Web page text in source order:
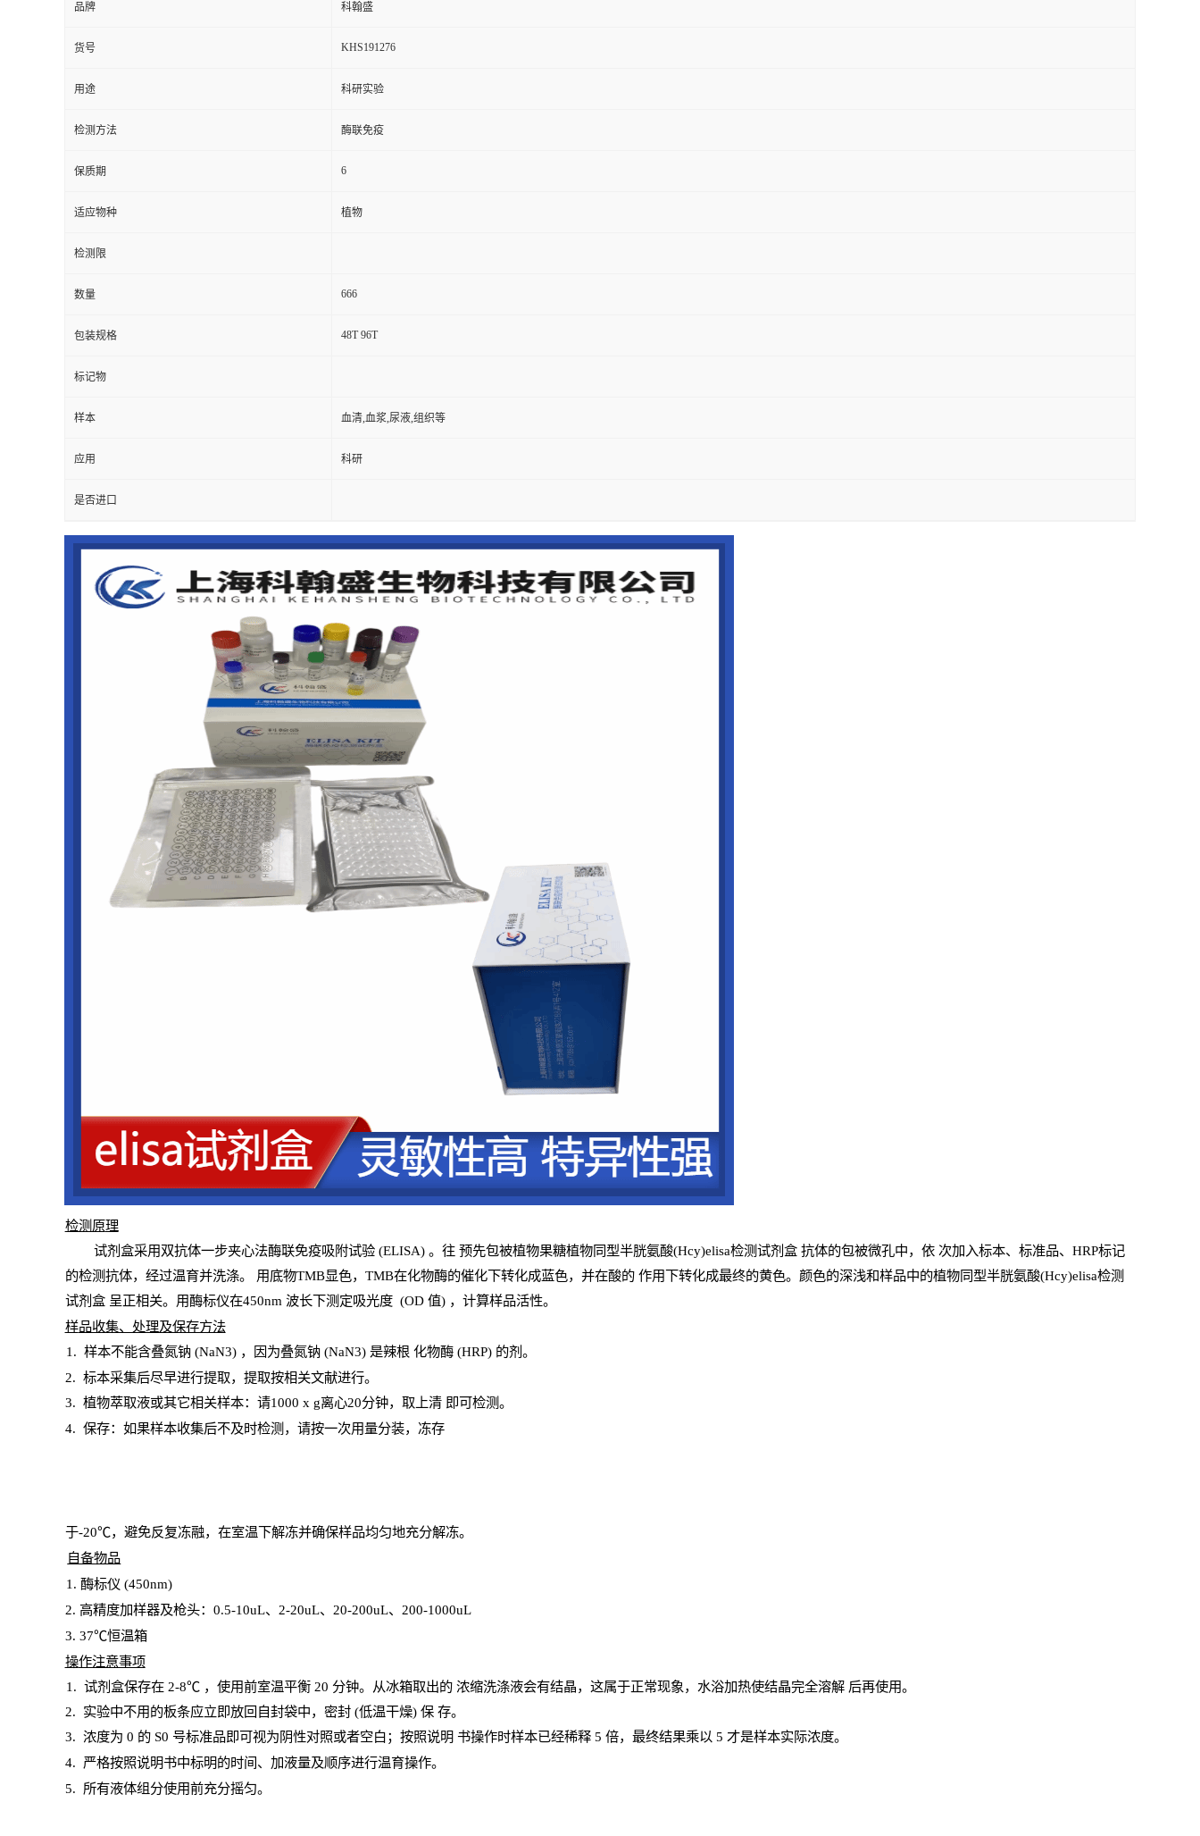
品牌 科翰盛
货号 KHS191276
用途 科研实验
检测方法 酶联免疫
保质期 6
适应物种 植物
检测限
数量 666
包装规格 48T 96T
标记物
样本 血清,血浆,尿液,组织等
应用 科研
是否进口
检测原理
试剂盒采用双抗体一步夹心法酶联免疫吸附试验(ELISA) 。往 预先包被植物果糖植物同型半胱氨酸(Hcy)elisa检测试剂盒抗体的包被微孔中，依 次加入标本、标准品、 HRP标记
的检测抗体，经过温育并洗涤。 用底物TMB显色， TMB在化物酶的催化下转化成蓝色，并在酸的 作用下转化成最终的黄色。颜色的深浅和样品中的植物同型半胱氨酸(Hcy)elisa检测
试剂盒呈正相关。用酶标仪在450nm 波长下测定吸光度 (OD 值) ，计算样品活性。
样品收集、处理及保存方法
1 . 样本不能含叠氮钠(NaN3) ，因为叠氮钠 (NaN3) 是辣根 化物酶(HRP) 的剂。
2. 标本采集后尽早进行提取，提取按相关文献进行。
3. 植物萃取液或其它相关样本：请1000 x g离心20分钟，取上清 即可检测。
4. 保存：如果样本收集后不及时检测，请按一次用量分装，冻存
于-20℃，避免反复冻融，在室温下解冻并确保样品均匀地充分解冻。
自备物品
1 . 酶标仪 (450nm)
2. 高精度加样器及枪头： 0.5-10uL、 2-20uL、 20-200uL、 200-1000uL
3. 37℃恒温箱
操作注意事项
1. 试剂盒保存在 2-8℃ ，使用前室温平衡 20 分钟。从冰箱取出的 浓缩洗涤液会有结晶，这属于正常现象，水浴加热使结晶完全溶解 后再使用。
2. 实验中不用的板条应立即放回自封袋中，密封(低温干燥) 保 存。
3. 浓度为 0 的 S0 号标准品即可视为阴性对照或者空白；按照说明 书操作时样本已经稀释5 倍，最终结果乘以 5 才是样本实际浓度。
4. 严格按照说明书中标明的时间、加液量及顺序进行温育操作。
5. 所有液体组分使用前充分摇匀。